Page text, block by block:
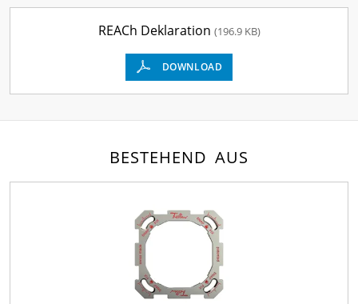
REACh Deklaration (196.9 KB)
DOWNLOAD
BESTEHEND AUS